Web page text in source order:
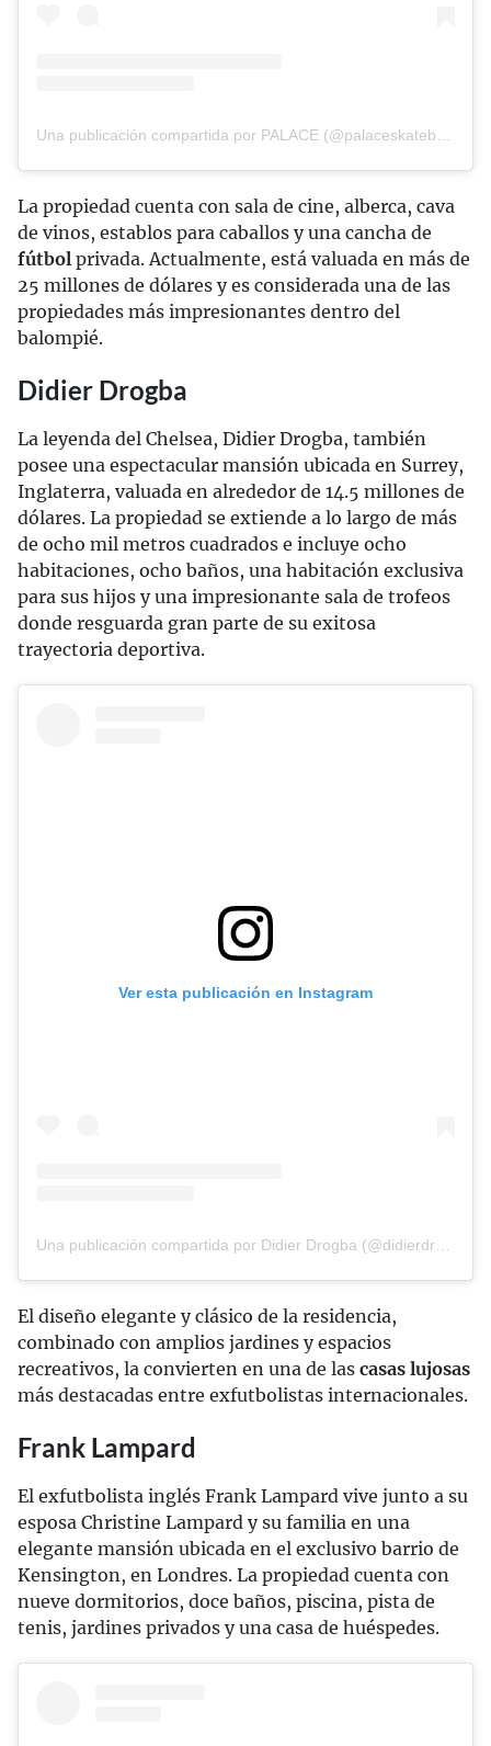
La propiedad cuenta con sala de cine, alberca, cava
de vinos, establos para caballos y una cancha de
fútbol privada. Actualmente, está valuada en más de
25 millones de dólares y es considerada una de las
propiedades más impresionantes dentro del
balompié.
Didier Drogba
La leyenda del Chelsea, Didier Drogba, también
posee una espectacular mansión ubicada en Surrey,
Inglaterra, valuada en alrededor de 14.5 millones de
dólares. La propiedad se extiende a lo largo de más
de ocho mil metros cuadrados e incluye ocho
habitaciones, ocho baños, una habitación exclusiva
para sus hijos y una impresionante sala de trofeos
donde resguarda gran parte de su exitosa
trayectoria deportiva.
Ver esta publicación en Instagram
El diseño elegante y clásico de la residencia,
combinado con amplios jardines y espacios
recreativos, la convierten en una de las casas lujosas
más destacadas entre exfutbolistas internacionales.
Frank Lampard
El exfutbolista inglés Frank Lampard vive junto a su
esposa Christine Lampard y su familia en una
elegante mansión ubicada en el exclusivo barrio de
Kensington, en Londres. La propiedad cuenta con
nueve dormitorios, doce baños, piscina, pista de
tenis, jardines privados y una casa de huéspedes.